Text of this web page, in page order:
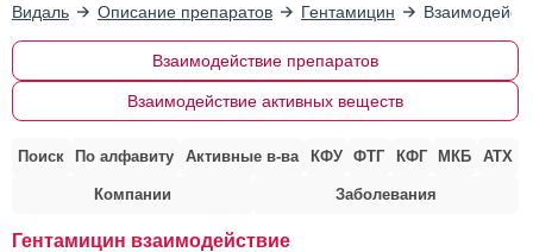
Видаль Описание препаратов Гентамицин
Взаимодействие препаратов
Взаимодействие активных веществ
Поиск По алфавиту Активные в-ва КФУ ФТГ КФГ МКБ АТХ
Компании Заболевания
Гентамицин взаимодействие